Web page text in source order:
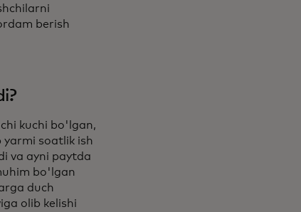
berish
kuchi bo'lgan,
soatlik ish
va ayni paytda
bo'lgan
duch
olib kelishi